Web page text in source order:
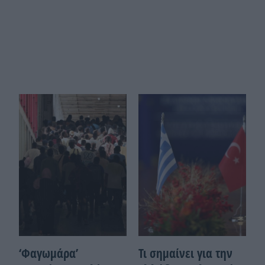
‘Φαγωμάρα’
Τι σημαίνει για την